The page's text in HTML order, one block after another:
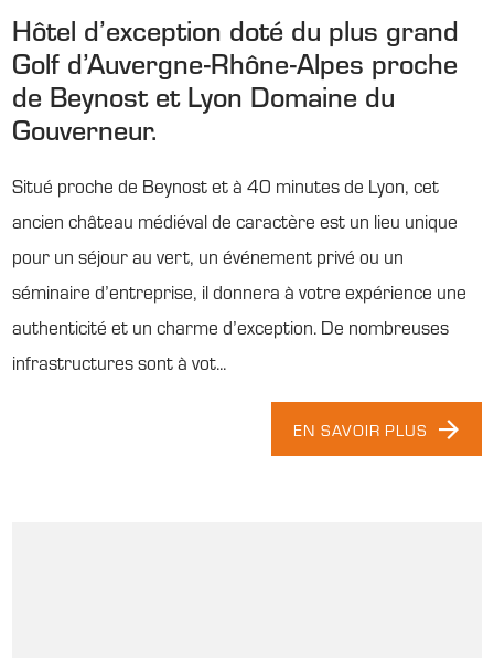
Hôtel d’exception doté du plus grand
Golf d’Auvergne-Rhône-Alpes proche
de Beynost et Lyon Domaine du
Gouverneur.
Situé proche de Beynost et à 40 minutes de Lyon, cet
ancien château médiéval de caractère est un lieu unique
pour un séjour au vert, un événement privé ou un
séminaire d’entreprise, il donnera à votre expérience une
authenticité et un charme d’exception. De nombreuses
infrastructures sont à vot...
EN SAVOIR PLUS